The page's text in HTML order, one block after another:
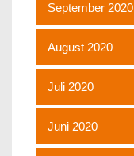
September 2020
August 2020
Juli 2020
Juni 2020